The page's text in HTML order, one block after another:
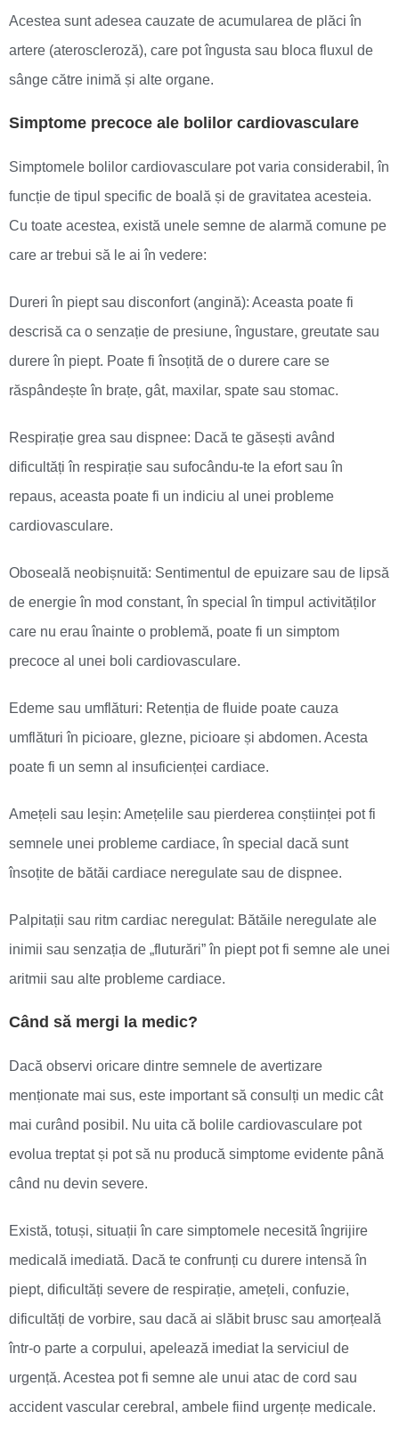
Acestea sunt adesea cauzate de acumularea de plăci în
artere (ateroscleroză), care pot îngusta sau bloca fluxul de
sânge către inimă și alte organe.
Simptome precoce ale bolilor cardiovasculare
Simptomele bolilor cardiovasculare pot varia considerabil, în
funcție de tipul specific de boală și de gravitatea acesteia.
Cu toate acestea, există unele semne de alarmă comune pe
care ar trebui să le ai în vedere:
Dureri în piept sau disconfort (angină): Aceasta poate fi
descrisă ca o senzație de presiune, îngustare, greutate sau
durere în piept. Poate fi însoțită de o durere care se
răspândește în brațe, gât, maxilar, spate sau stomac.
Respirație grea sau dispnee: Dacă te găsești având
dificultăți în respirație sau sufocându-te la efort sau în
repaus, aceasta poate fi un indiciu al unei probleme
cardiovasculare.
Oboseală neobișnuită: Sentimentul de epuizare sau de lipsă
de energie în mod constant, în special în timpul activităților
care nu erau înainte o problemă, poate fi un simptom
precoce al unei boli cardiovasculare.
Edeme sau umflături: Retenția de fluide poate cauza
umflături în picioare, glezne, picioare și abdomen. Acesta
poate fi un semn al insuficienței cardiace.
Amețeli sau leșin: Amețelile sau pierderea conștiinței pot fi
semnele unei probleme cardiace, în special dacă sunt
însoțite de bătăi cardiace neregulate sau de dispnee.
Palpitații sau ritm cardiac neregulat: Bătăile neregulate ale
inimii sau senzația de „fluturări” în piept pot fi semne ale unei
aritmii sau alte probleme cardiace.
Când să mergi la medic?
Dacă observi oricare dintre semnele de avertizare
menționate mai sus, este important să consulți un medic cât
mai curând posibil. Nu uita că bolile cardiovasculare pot
evolua treptat și pot să nu producă simptome evidente până
când nu devin severe.
Există, totuși, situații în care simptomele necesită îngrijire
medicală imediată. Dacă te confrunți cu durere intensă în
piept, dificultăți severe de respirație, amețeli, confuzie,
dificultăți de vorbire, sau dacă ai slăbit brusc sau amorțeală
într-o parte a corpului, apelează imediat la serviciul de
urgență. Acestea pot fi semne ale unui atac de cord sau
accident vascular cerebral, ambele fiind urgențe medicale.